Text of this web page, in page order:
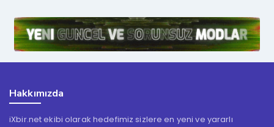
Hakkımızda
iXbir.net ekibi olarak hedefimiz sizlere en yeni ve yararlı